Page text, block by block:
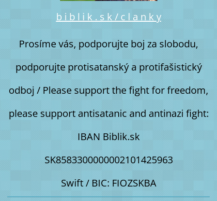
b i b l i k . s k / c l a n k y
Prosíme vás, podporujte boj za slobodu,
podporujte protisatanský a protifašistický
odboj / Please support the fight for freedom,
please support antisatanic and antinazi fight:
IBAN Biblik.sk
SK8583300000002101425963
Swift / BIC: FIOZSKBA